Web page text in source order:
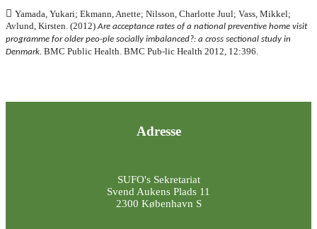
 Yamada, Yukari; Ekmann, Anette; Nilsson, Charlotte Juul; Vass, Mikkel;
Avlund, Kirsten. (2012) Are acceptance rates of a national preventive home visit
programme for older peo-ple socially imbalanced?: a cross sectional study in
Denmark. BMC Public Health. BMC Pub-lic Health 2012, 12:396.
Adresse
SUFO's Sekretariat
Svend Aukens Plads 11
2300 København S